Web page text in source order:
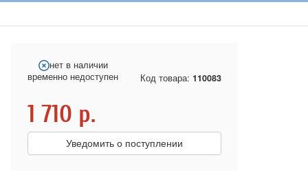
нет в наличии
временно недоступен
Код товара: 110083
1 710 р.
Уведомить о поступлении